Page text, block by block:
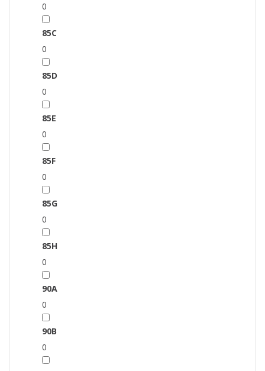
0
85C
0
85D
0
85E
0
85F
0
85G
0
85H
0
90A
0
90B
0